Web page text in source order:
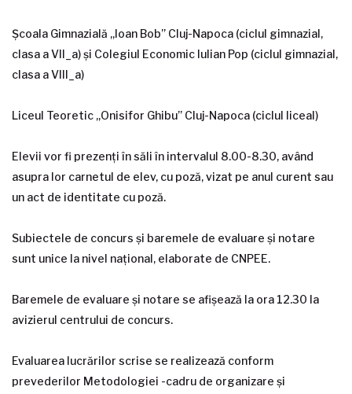
Școala Gimnazială „Ioan Bob” Cluj-Napoca (ciclul gimnazial,
clasa a VII_a) și Colegiul Economic Iulian Pop (ciclul gimnazial,
clasa a VIII_a)
Liceul Teoretic „Onisifor Ghibu” Cluj-Napoca (ciclul liceal)
Elevii vor fi prezenți în săli în intervalul 8.00-8.30, având
asupra lor carnetul de elev, cu poză, vizat pe anul curent sau
un act de identitate cu poză.
Subiectele de concurs și baremele de evaluare și notare
sunt unice la nivel național, elaborate de CNPEE.
Baremele de evaluare și notare se afișează la ora 12.30 la
avizierul centrului de concurs.
Evaluarea lucrărilor scrise se realizează conform
prevederilor Metodologiei -cadru de organizare și